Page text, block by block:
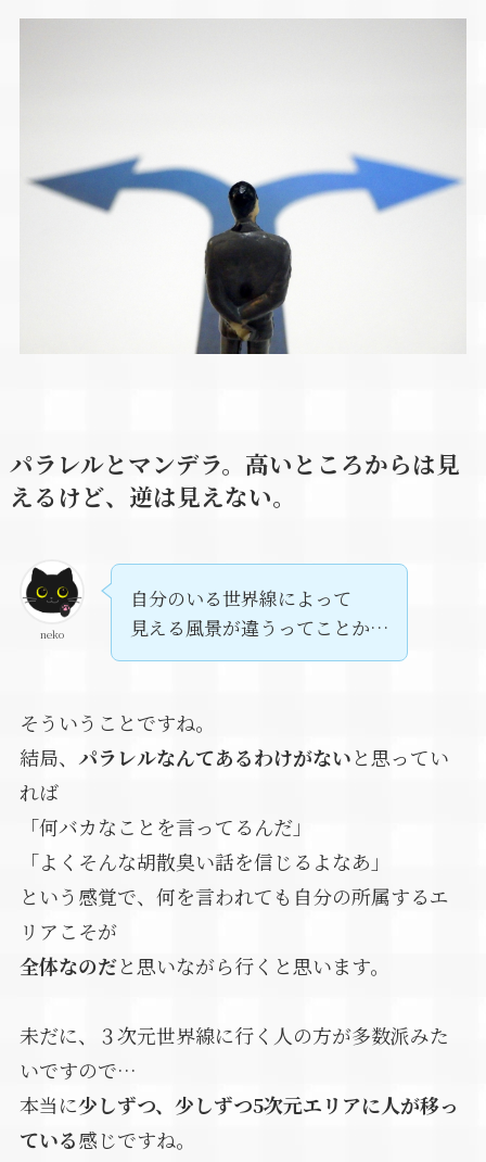
パラレルとマンデラ。高いところからは見
えるけど、逆は見えない。
neko
自分のいる世界線によって
見える風景が違うってことか…
そういうことですね。
結局、 パラレルなんてあるわけがないと思ってい
れば
「何バカなことを言ってるんだ」
「よくそんな胡散臭い話を信じるよなあ」
という感覚で、何を言われても自分の所属するエ
リアこそが
全体なのだと思いながら行くと思います。
未だに、３次元世界線に行く人の方が多数派みた
いですので…
本当に少しずつ、少しずつ5次元エリアに人が移っ
ている感じですね。